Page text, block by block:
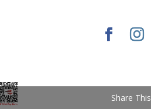
Share This